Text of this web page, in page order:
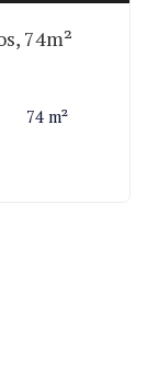
74m²
74 m²